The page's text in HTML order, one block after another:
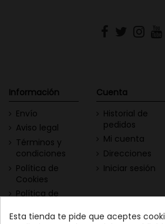
Información
Envío
Aviso legal
Términos y
condiciones
Política de
Cookies
Política de
Cuenta
Historial de
pedidos
Mi cuenta
Direcciones
Iniciar sesión
Esta tienda te pide que aceptes